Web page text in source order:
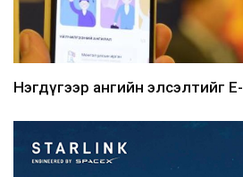
Нэгдүгээр ангийн элсэлтийг E-